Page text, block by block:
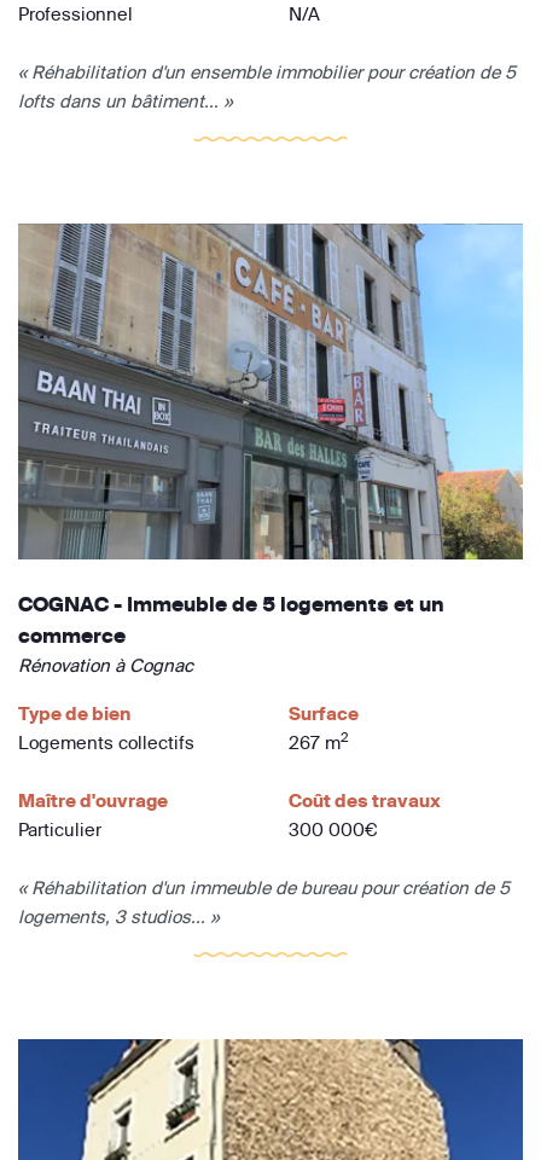
Professionnel
N/A
« Réhabilitation d'un ensemble immobilier pour création de 5
lofts dans un bâtiment... »
COGNAC - Immeuble de 5 logements et un
commerce
Rénovation à Cognac
Type de bien
Logements collectifs
Surface
267 m2
Maître d'ouvrage
Particulier
Coût des travaux
300 000€
« Réhabilitation d'un immeuble de bureau pour création de 5
logements, 3 studios... »